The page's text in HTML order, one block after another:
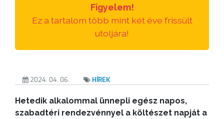
Figyelem!
Ez a tartalom több mint két éve frissült
utoljára!
2024. 04. 06. HÍREK
Hetedik alkalommal ünnepli egész napos,
szabadtéri rendezvénnyel a költészet napját a